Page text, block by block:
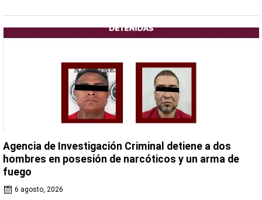
Agencia de Investigación Criminal detiene a dos
hombres en posesión de narcóticos y un arma de
fuego
6 agosto, 2026